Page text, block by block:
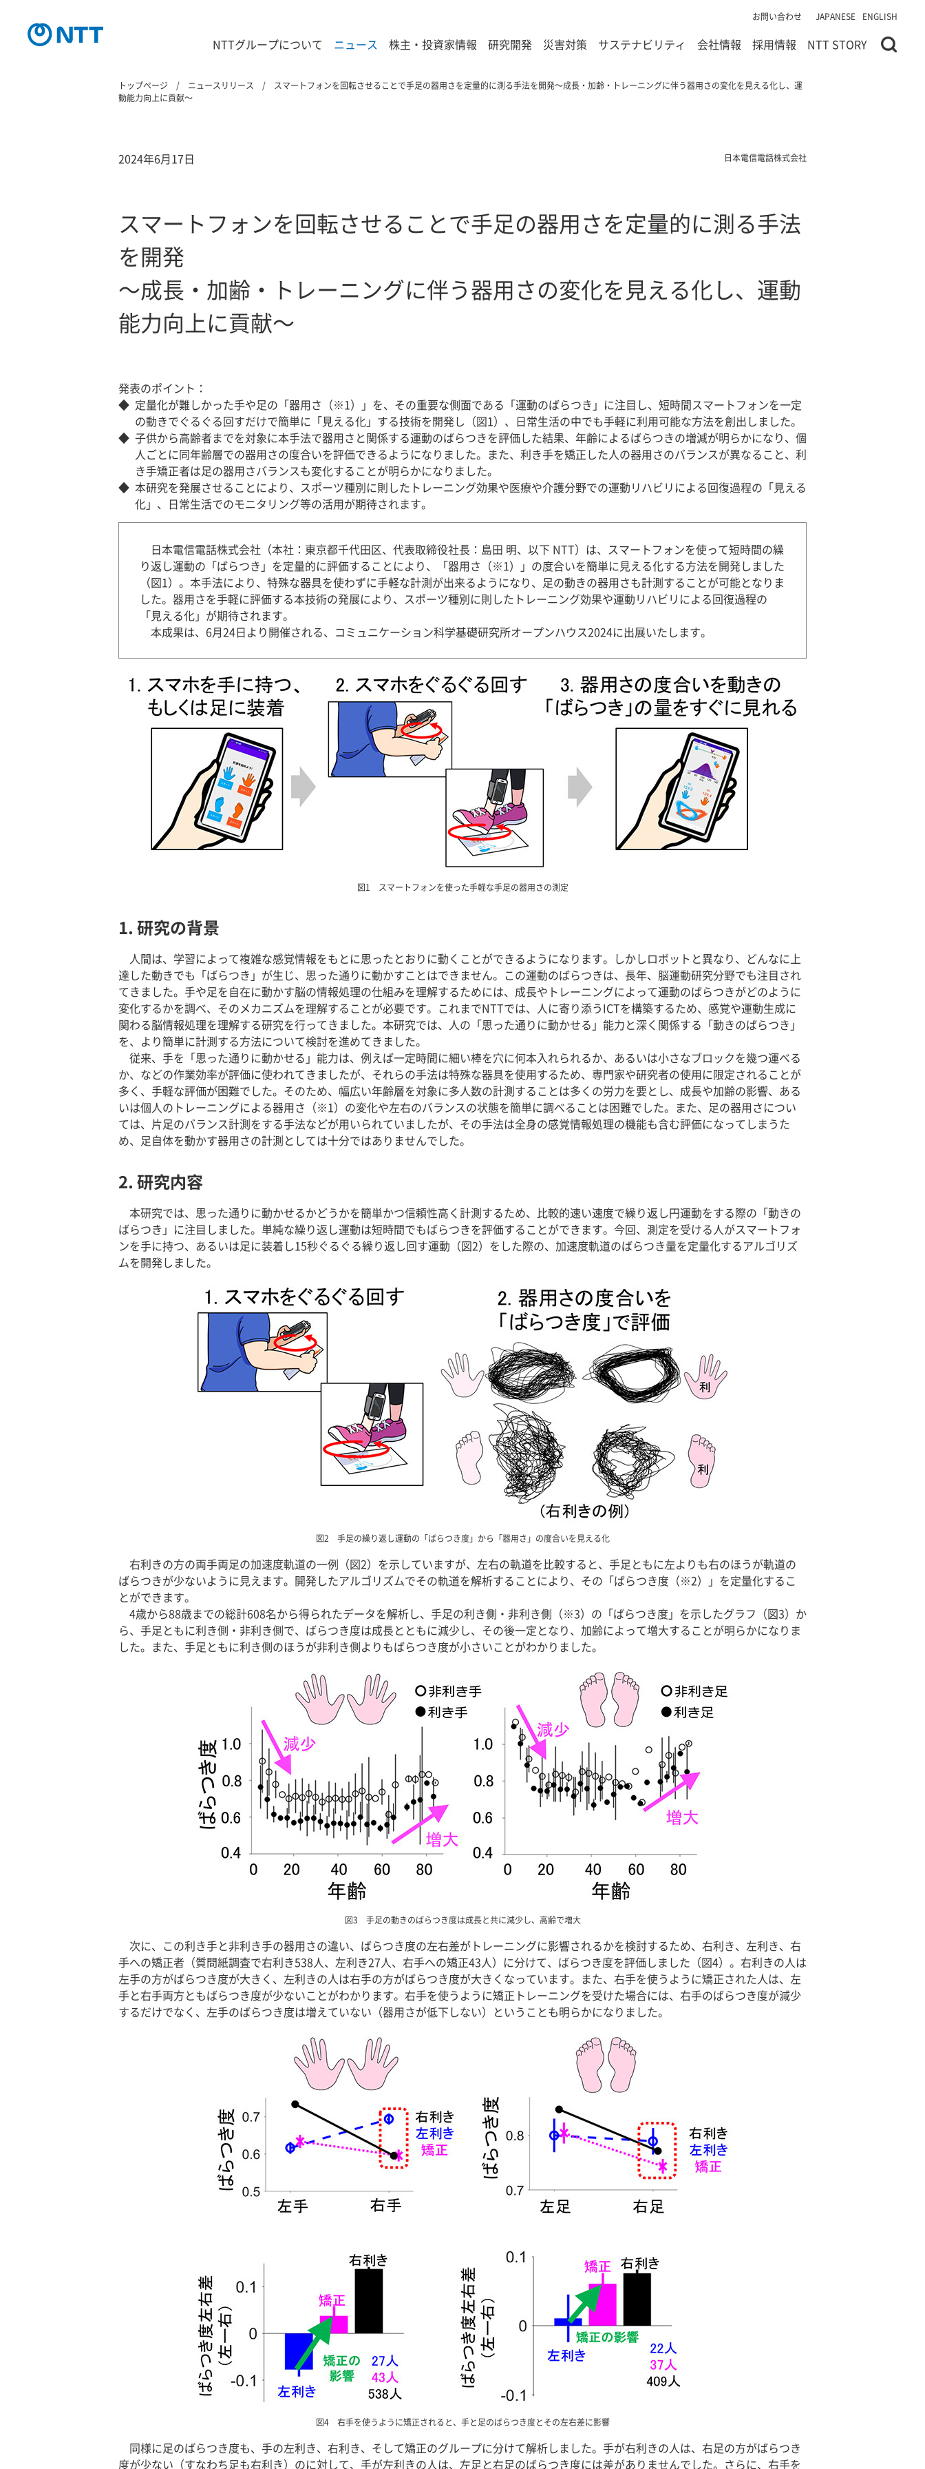
お問い合わせ JAPANESE ENGLISH
NTTグループについて ニュース 株主・投資家情報 研究開発 災害対策 サステナビリティ 会社情報 採用情報 NTT STORY
トップページ ニュースリリース
スマートフォンを回転させることで手足の器用さを定量的に測る手法を開発～成長・加齢・トレーニングに伴う器用さの変化を見える化し、運
動能力向上に貢献～
2024年6月17日 日本電信電話株式会社
スマートフォンを回転させることで手足の器用さを定量的に測る手法
を開発
～成長・加齢・トレーニングに伴う器用さの変化を見える化し、運動
能力向上に貢献～
発表のポイント：
◆ 定量化が難しかった手や足の「器用さ（※1）」を、その重要な側面である「運動のばらつき」に注目し、短時間スマートフォンを一定
の動きでぐるぐる回すだけで簡単に「見える化」する技術を開発し（図1）、日常生活の中でも手軽に利用可能な方法を創出しました。
◆ 子供から高齢者までを対象に本手法で器用さと関係する運動のばらつきを評価した結果、年齢によるばらつきの増減が明らかになり、個
人ごとに同年齢層での器用さの度合いを評価できるようになりました。また、利き手を矯正した人の器用さのバランスが異なること、利
き手矯正者は足の器用さバランスも変化することが明らかになりました。
◆ 本研究を発展させることにより、スポーツ種別に則したトレーニング効果や医療や介護分野での運動リハビリによる回復過程の「見える
化」、日常生活でのモニタリング等の活用が期待されます。
日本電信電話株式会社（本社：東京都千代田区、代表取締役社長：島田 明、以下 NTT）は、スマートフォンを使って短時間の繰
り返し運動の「ばらつき」を定量的に評価することにより、「器用さ（※1）」の度合いを簡単に見える化する方法を開発しました
（図1）。本手法により、特殊な器具を使わずに手軽な計測が出来るようになり、足の動きの器用さも計測することが可能となりま
した。器用さを手軽に評価する本技術の発展により、スポーツ種別に則したトレーニング効果や運動リハビリによる回復過程の
「見える化」が期待されます。
本成果は、6月24日より開催される、コミュニケーション科学基礎研究所オープンハウス2024に出展いたします。
図1 スマートフォンを使った手軽な手足の器用さの測定
1. 研究の背景
人間は、学習によって複雑な感覚情報をもとに思ったとおりに動くことができるようになります。しかしロボットと異なり、どんなに上
達した動きでも「ばらつき」が生じ、思った通りに動かすことはできません。この運動のばらつきは、長年、脳運動研究分野でも注目され
てきました。手や足を自在に動かす脳の情報処理の仕組みを理解するためには、成長やトレーニングによって運動のばらつきがどのように
変化するかを調べ、そのメカニズムを理解することが必要です。これまでNTTでは、人に寄り添うICTを構築するため、感覚や運動生成に
関わる脳情報処理を理解する研究を行ってきました。本研究では、人の「思った通りに動かせる」能力と深く関係する「動きのばらつき」
を、より簡単に計測する方法について検討を進めてきました。
従来、手を「思った通りに動かせる」能力は、例えば一定時間に細い棒を穴に何本入れられるか、あるいは小さなブロックを幾つ運べる
か、などの作業効率が評価に使われてきましたが、それらの手法は特殊な器具を使用するため、専門家や研究者の使用に限定されることが
多く、手軽な評価が困難でした。そのため、幅広い年齢層を対象に多人数の計測することは多くの労力を要とし、成長や加齢の影響、ある
いは個人のトレーニングによる器用さ（※1）の変化や左右のバランスの状態を簡単に調べることは困難でした。また、足の器用さについ
ては、片足のバランス計測をする手法などが用いられていましたが、その手法は全身の感覚情報処理の機能も含む評価になってしまうた
め、足自体を動かす器用さの計測としては十分ではありませんでした。
2. 研究内容
本研究では、思った通りに動かせるかどうかを簡単かつ信頼性高く計測するため、比較的速い速度で繰り返し円運動をする際の「動きの
ばらつき」に注目しました。単純な繰り返し運動は短時間でもばらつきを評価することができます。今回、測定を受ける人がスマートフォ
ンを手に持つ、あるいは足に装着し15秒ぐるぐる繰り返し回す運動（図2）をした際の、加速度軌道のばらつき量を定量化するアルゴリズ
ムを開発しました。
図2 手足の繰り返し運動の「ばらつき度」から「器用さ」の度合いを見える化
右利きの方の両手両足の加速度軌道の一例（図2）を示していますが、左右の軌道を比較すると、手足ともに左よりも右のほうが軌道の
ばらつきが少ないように見えます。開発したアルゴリズムでその軌道を解析することにより、その「ばらつき度（※2）」を定量化するこ
とができます。
4歳から88歳までの総計608名から得られたデータを解析し、手足の利き側・非利き側（※3）の「ばらつき度」を示したグラフ（図3）か
ら、手足ともに利き側・非利き側で、ばらつき度は成長とともに減少し、その後一定となり、加齢によって増大することが明らかになりま
した。また、手足ともに利き側のほうが非利き側よりもばらつき度が小さいことがわかりました。
図3 手足の動きのばらつき度は成長と共に減少し、高齢で増大
次に、この利き手と非利き手の器用さの違い、ばらつき度の左右差がトレーニングに影響されるかを検討するため、右利き、左利き、右
手への矯正者（質問紙調査で右利き538人、左利き27人、右手への矯正43人）に分けて、ばらつき度を評価しました（図4）。右利きの人は
左手の方がばらつき度が大きく、左利きの人は右手の方がばらつき度が大きくなっています。また、右手を使うように矯正された人は、左
手と右手両方ともばらつき度が少ないことがわかります。右手を使うように矯正トレーニングを受けた場合には、右手のばらつき度が減少
するだけでなく、左手のばらつき度は増えていない（器用さが低下しない）ということも明らかになりました。
図4 右手を使うように矯正されると、手と足のばらつき度とその左右差に影響
同様に足のばらつき度も、手の左利き、右利き、そして矯正のグループに分けて解析しました。手が右利きの人は、右足の方がばらつき
度が少ない（すなわち足も右利き）のに対して、手が左利きの人は、左足と右足のばらつき度には差がありませんでした。さらに、右手を